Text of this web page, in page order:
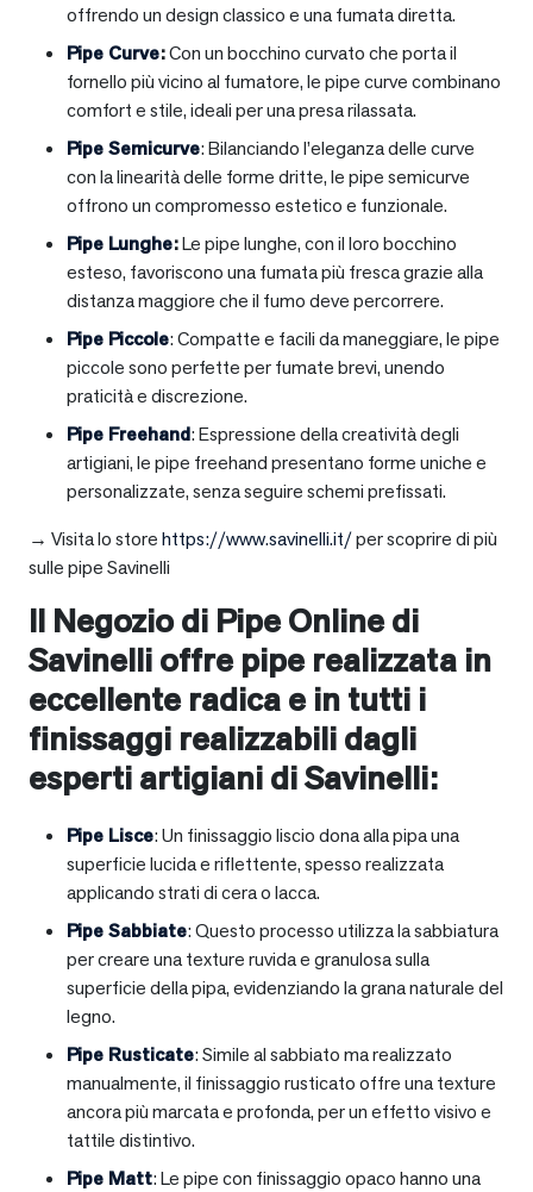
offrendo un design classico e una fumata diretta.
Pipe Curve:Con un bocchino curvato che porta il
fornello più vicino al fumatore, le pipe curve combinano
comfort e stile, ideali per una presa rilassata.
Pipe Semicurve: Bilanciando l’eleganza delle curve
con la linearità delle forme dritte, le pipe semicurve
offrono un compromesso estetico e funzionale.
Pipe Lunghe:Le pipe lunghe, con il loro bocchino
esteso, favoriscono una fumata più fresca grazie alla
distanza maggiore che il fumo deve percorrere.
Pipe Piccole: Compatte e facili da maneggiare, le pipe
piccole sono perfette per fumate brevi, unendo
praticità e discrezione.
Pipe Freehand: Espressione della creatività degli
artigiani, le pipe freehand presentano forme uniche e
personalizzate, senza seguire schemi prefissati.
→ Visita lo storehttps://www.savinelli.it/per scoprire di più
sulle pipe Savinelli
Il Negozio di Pipe Online di
Savinelli offre pipe realizzata in
eccellente radica e in tutti i
finissaggi realizzabili dagli
esperti artigiani di Savinelli:
Pipe Lisce: Un finissaggio liscio dona alla pipa una
superficie lucida e riflettente, spesso realizzata
applicando strati di cera o lacca.
Pipe Sabbiate: Questo processo utilizza la sabbiatura
per creare una texture ruvida e granulosa sulla
superficie della pipa, evidenziando la grana naturale del
legno.
Pipe Rusticate: Simile al sabbiato ma realizzato
manualmente, il finissaggio rusticato offre una texture
ancora più marcata e profonda, per un effetto visivo e
tattile distintivo.
Pipe Matt: Le pipe con finissaggio opaco hanno una